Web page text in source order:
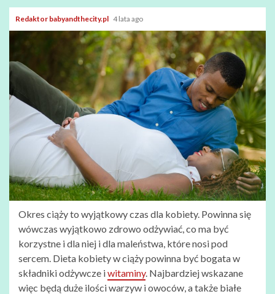
Redaktor babyandthecity.pl 4 lata ago
Okres ciąży to wyjątkowy czas dla kobiety. Powinna się
wówczas wyjątkowo zdrowo odżywiać, co ma być
korzystne i dla niej i dla maleństwa, które nosi pod
sercem. Dieta kobiety w ciąży powinna być bogata w
składniki odżywcze iwitaminy. Najbardziej wskazane
więc będą duże ilości warzyw i owoców, a także białe